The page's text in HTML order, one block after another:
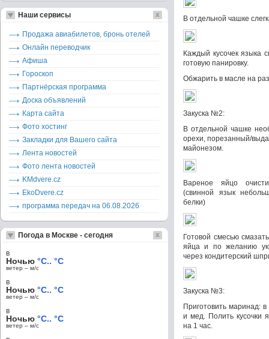
В отдельной чашке
Каждый кусочек языка
готовую панировку.
Обжарить в масле на
Закуска №2:
В отдельной чашке
орехи, порезанный/
майонезом.
Вареное яйцо
(свинной язык
белки)
Готовой смесью
яйца и по желанию
через кондитерский
Закуска №3:
Приготовить маринад:
и мед. Полить кусочки
на 1 час.
Наши сервисы
Продажа авиабилетов, бронь отелей
Онлайн переводчик
Афиша
Гороскоп
Партнёрская программа
Доска объявлений
Карта сайта
Фото хостинг
Закладки для Вашего сайта
Лента новостей
Фото лента новостей
KMdvere.cz
EkoDvere.cz
программа передач на 06.08.2026
Погода в Москве - сегодня
в
Ночью °C.. °C
ветер – м/c
в
Ночью °C.. °C
ветер – м/c
в
Ночью °C.. °C
ветер – м/c